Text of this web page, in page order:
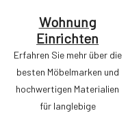
Wohnung
Einrichten
Erfahren Sie mehr über die
besten Möbelmarken und
hochwertigen Materialien
für langlebige